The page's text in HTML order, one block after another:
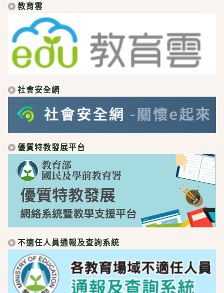
教育雲
社會安全網
優質特教發展平台
不適任人員通報及查詢系統